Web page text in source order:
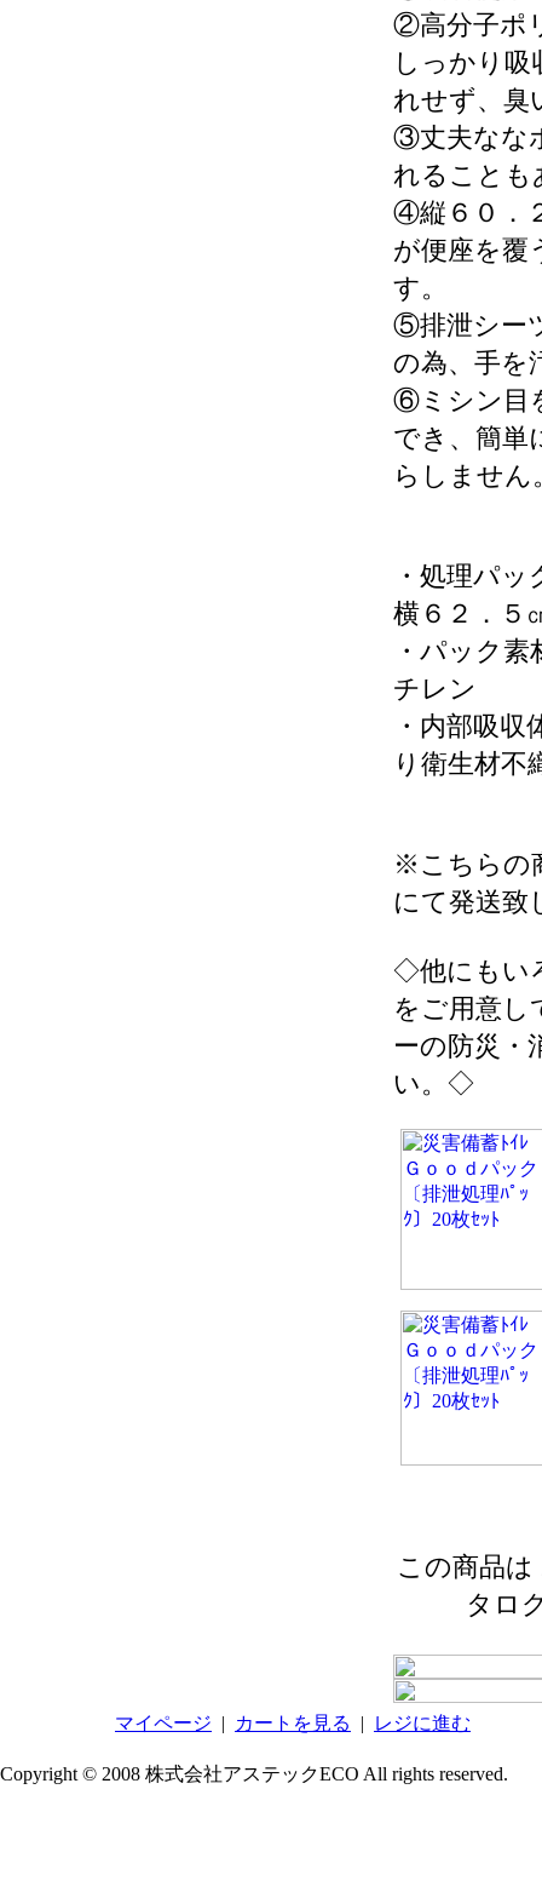
②高分子ポ
しっかり吸
れせず、臭
③丈夫なな
れることも
④縦６０．
が便座を覆
す。
⑤排泄シー
の為、手を
⑥ミシン目
でき、簡単
らしません
・処理パ
横６２．５
・パック
チレン
・内部吸
り衛生材不
※こちらの
にて発送致
◇他にもい
をご用意し
ーの防災・
い。◇
この商品は
タロ
マイページ | カートを見る | レジに進む
Copyright © 2008 株式会社アステックECO All rights reserved.